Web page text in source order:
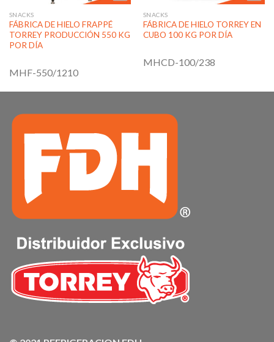
SNACKS
FÁBRICA DE HIELO FRAPPÉ
TORREY PRODUCCIÓN 550 KG
POR DÍA
MHF-550/1210
SNACKS
FÁBRICA DE HIELO TORREY EN
CUBO 100 KG POR DÍA
MHCD-100/238